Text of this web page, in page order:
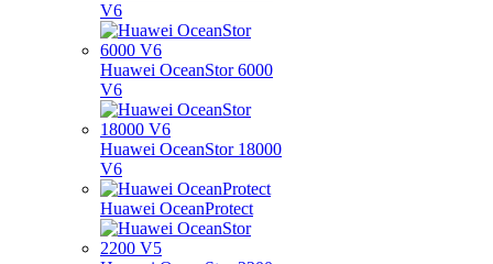
V6
Huawei OceanStor 6000
V6
Huawei OceanStor 18000
V6
Huawei OceanProtect